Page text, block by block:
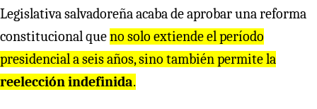
Legislativa salvadoreña acaba de aprobar una reforma
constitucional queno solo extiende el período
presidencial a seis años, sino también permite la
reelección indefinida.